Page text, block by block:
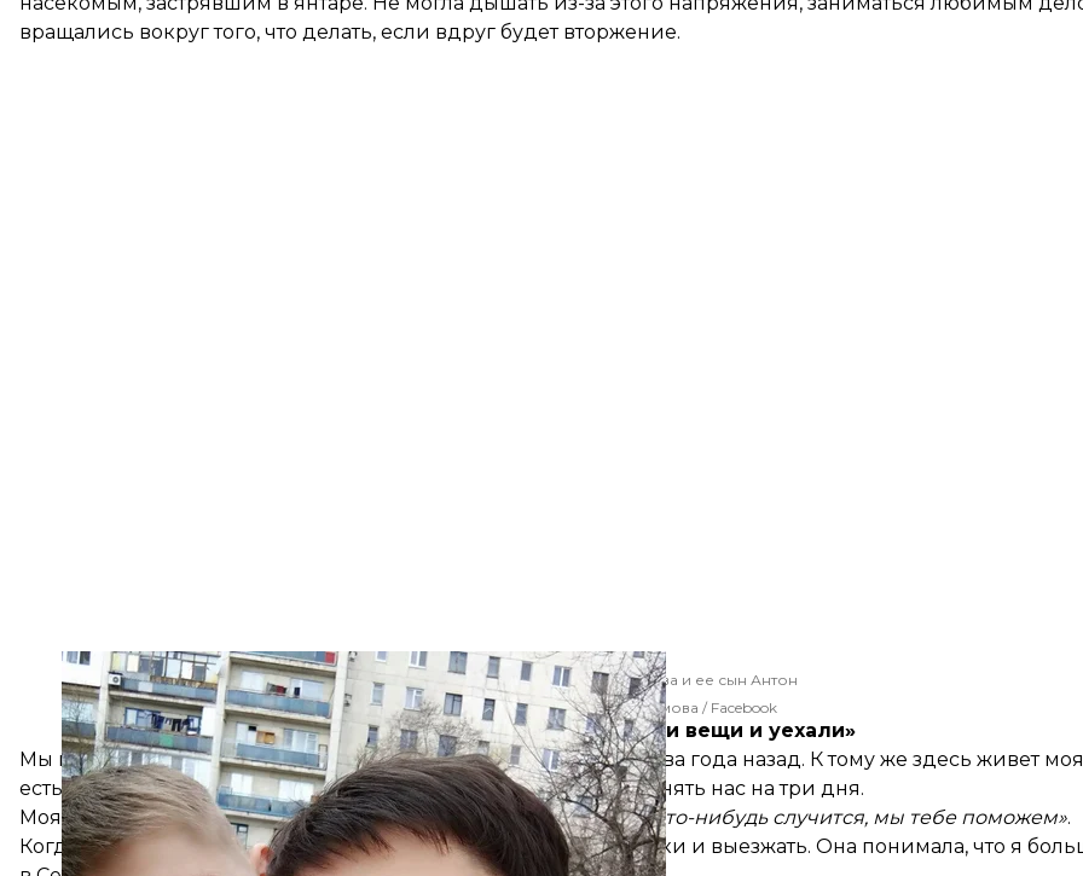
вращались вокруг того, что делать, если вдруг будет вторжение.
Наталья Абрамова и ее сын Антон
Наталья Абрамова / Facebook
«За сутки собрали вещи и уехали»
Мы поехали в Трускавец, потому что уже были там с Антоном два года назад. К тому же здесь живет
есть свой отель. Сначала я позвонила ей. Она согласилась принять нас на три дня.
Моя другая подруга, крестная Антона, сказала:«Наталья, если что-нибудь случится, мы тебе поможем».
Когда я ей позвонила неделю назад, она сказала собирать сумки и выезжать. Она понимала, что я